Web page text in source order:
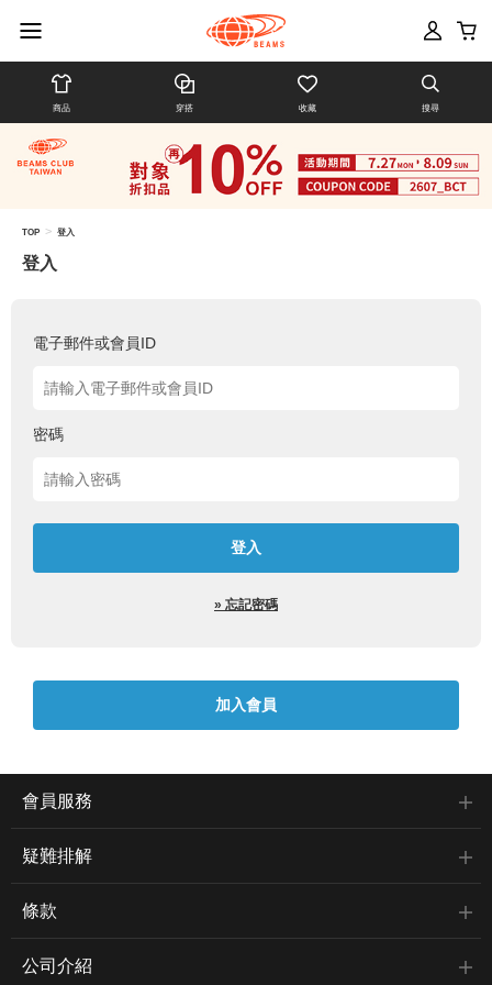
商品 穿搭 收藏 搜尋
TOP > 登入
登入
電子郵件或會員ID
密碼
» 忘記密碼
會員服務
疑難排解
條款
公司介紹